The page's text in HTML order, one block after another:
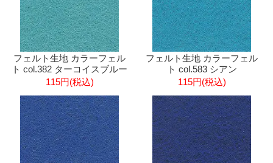
フェルト生地 カラーフェル
ト col.382 ターコイスブルー
115円(税込)
フェルト生地 カラーフェル
ト col.583 シアン
115円(税込)